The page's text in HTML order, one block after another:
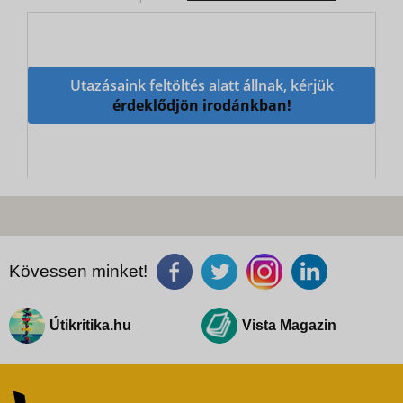
Utazásaink feltöltés alatt állnak, kérjük
érdeklődjön irodánkban!
Kövessen minket!
Útikritika.hu Vista Magazin